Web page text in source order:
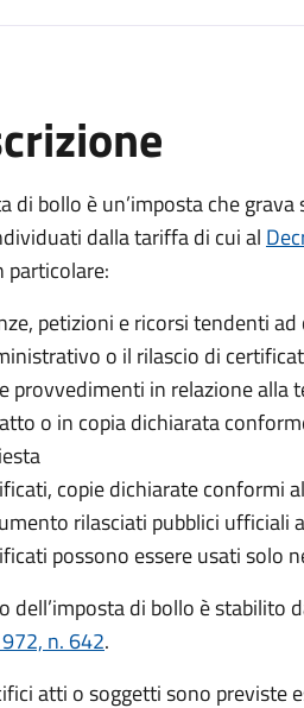
di bollo è un’imposta che
dalla tariffa di cui al
particolare:
petizioni e ricorsi tendenti
o il rilascio di
provvedimenti in relazione alla
o in copia dichiarata
copie dichiarate conformi
rilasciati pubblici ufficiali
possono essere usati solo
dell’imposta di bollo è stabilito
n. 642.
atti o soggetti sono previste